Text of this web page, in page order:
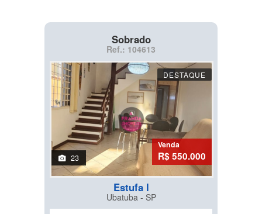
Sobrado
Ref.: 104613
DESTAQUE
23
Venda
R$ 550.000
Estufa I
Ubatuba - SP